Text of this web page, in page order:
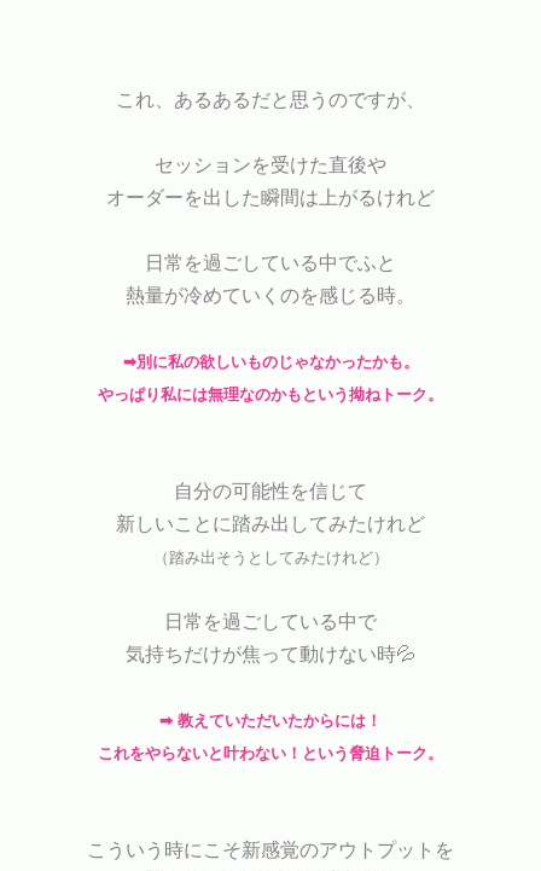
これ、あるあるだと思うのですが、
セッションを受けた直後や
オーダーを出した瞬間は上がるけれど
日常を過ごしている中でふと
熱量が冷めていくのを感じる時。
➡︎別に私の欲しいものじゃなかったかも。
やっぱり私には無理なのかもという拗ねトーク。
自分の可能性を信じて
新しいことに踏み出してみたけれど
（踏み出そうとしてみたけれど）
日常を過ごしている中で
気持ちだけが焦って動けない時💦
➡︎ 教えていただいたからには！
これをやらないと叶わない！という脅迫トーク。
こういう時にこそ新感覚のアウトプットを